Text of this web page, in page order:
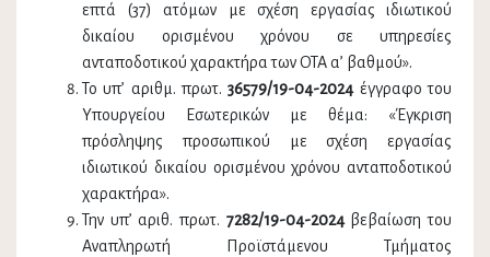
επτά (37) ατόμων με σχέση εργασίας ιδιωτικού
δικαίου ορισμένου χρόνου σε υπηρεσίες
ανταποδοτικού χαρακτήρα των ΟΤΑ α’ βαθμού».
Το υπ’ αριθμ. πρωτ. 36579/19-04-2024 έγγραφο του
Υπουργείου Εσωτερικών με θέμα: «Έγκριση
πρόσληψης προσωπικού με σχέση εργασίας
ιδιωτικού δικαίου ορισμένου χρόνου ανταποδοτικού
χαρακτήρα».
Την υπ’ αριθ. πρωτ. 7282/19-04-2024βεβαίωση του
Αναπληρωτή Προϊστάμενου Τμήματος